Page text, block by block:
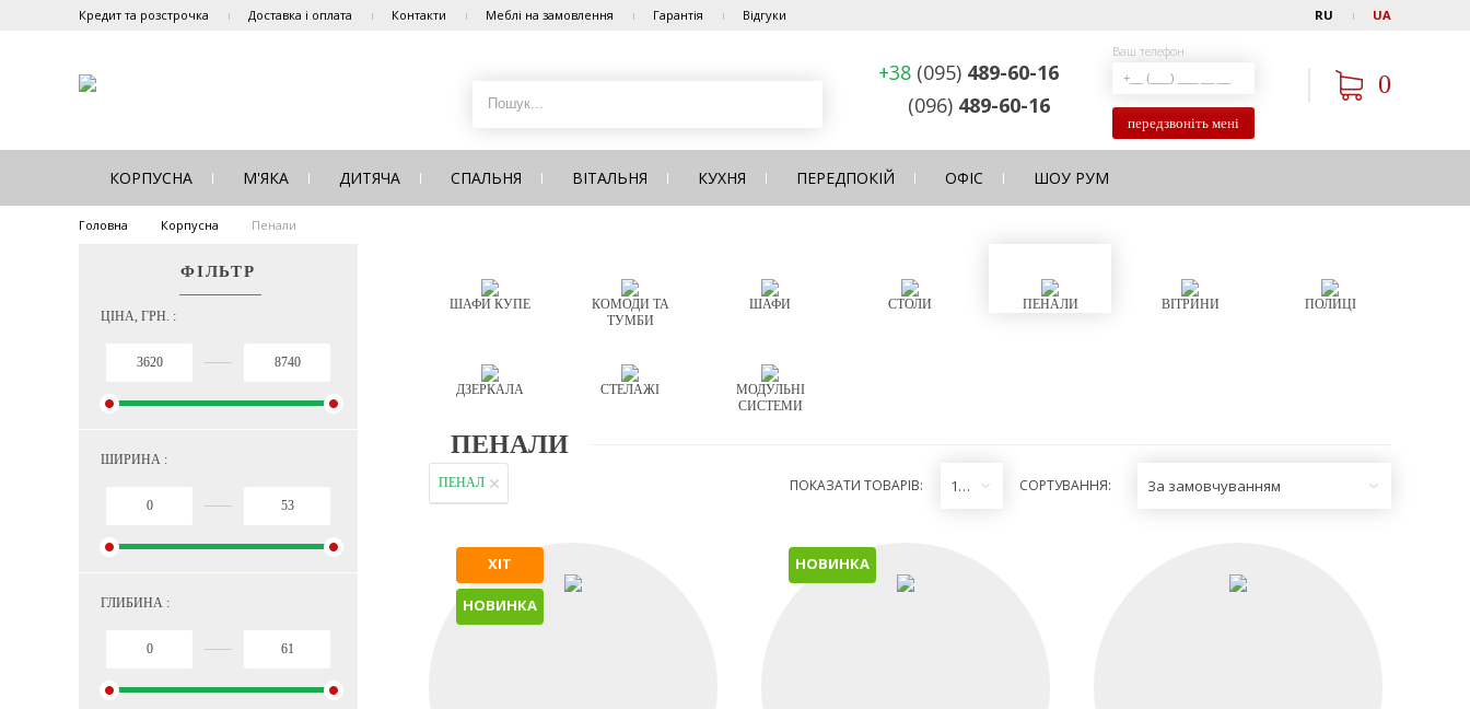
Кредит та розстрочка Доставка і оплата Контакти Меблі на замовлення Гарантія Відгуки RU UA
+38 (095) 489-60-16
(096) 489-60-16
Ваш телефон
передзвоніть мені
0
КОРПУСНА М'ЯКА ДИТЯЧА СПАЛЬНЯ ВІТАЛЬНЯ КУХНЯ ПЕРЕДПОКІЙ ОФІС ШОУ РУМ
Головна Корпусна Пенали
ФІЛЬТР
ЦІНА, ГРН. :
ШИРИНА :
ГЛИБИНА :
ШАФИ КУПЕ
КОМОДИ ТА
ТУМБИ
ШАФИ СТОЛИ ПЕНАЛИ ВІТРИНИ ПОЛИЦІ
ДЗЕРКАЛА СТЕЛАЖІ
МОДУЛЬНІ
СИСТЕМИ
ПЕНАЛИ
ПЕНАЛ ПОКАЗАТИ ТОВАРІВ: 12 СОРТУВАННЯ: За замовчуванням
ХІТ
НОВИНКА
НОВИНКА